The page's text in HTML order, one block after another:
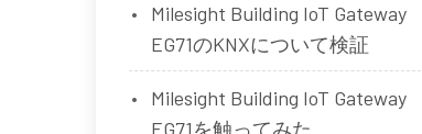
Milesight Building IoT Gateway
EG71のKNXについて検証
Milesight Building IoT Gateway
EG71を触ってみた